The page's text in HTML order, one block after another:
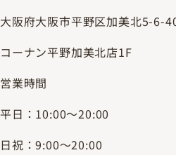
大阪府大阪市平野区加美北5-6-
コーナン平野加美北店1F
営業時間
平日：10:00～20:00
日祝：9:00～20:00